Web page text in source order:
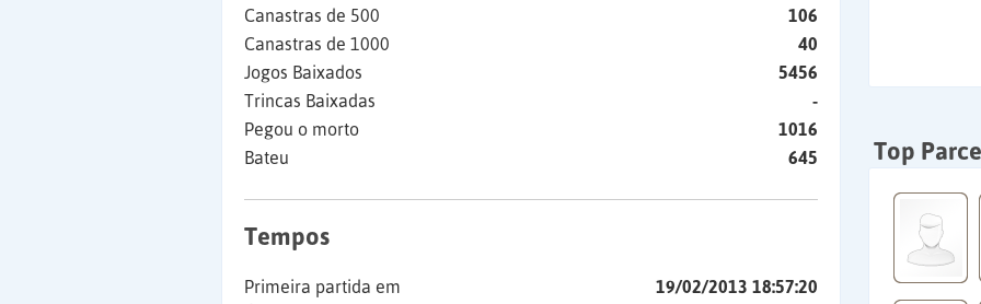
Canastras de 500
106
Canastras de 1000
40
Jogos Baixados
5456
Trincas Baixadas
-
Pegou o morto
1016
Bateu
645
Tempos
Primeira partida em
19/02/2013 18:57:20
Top